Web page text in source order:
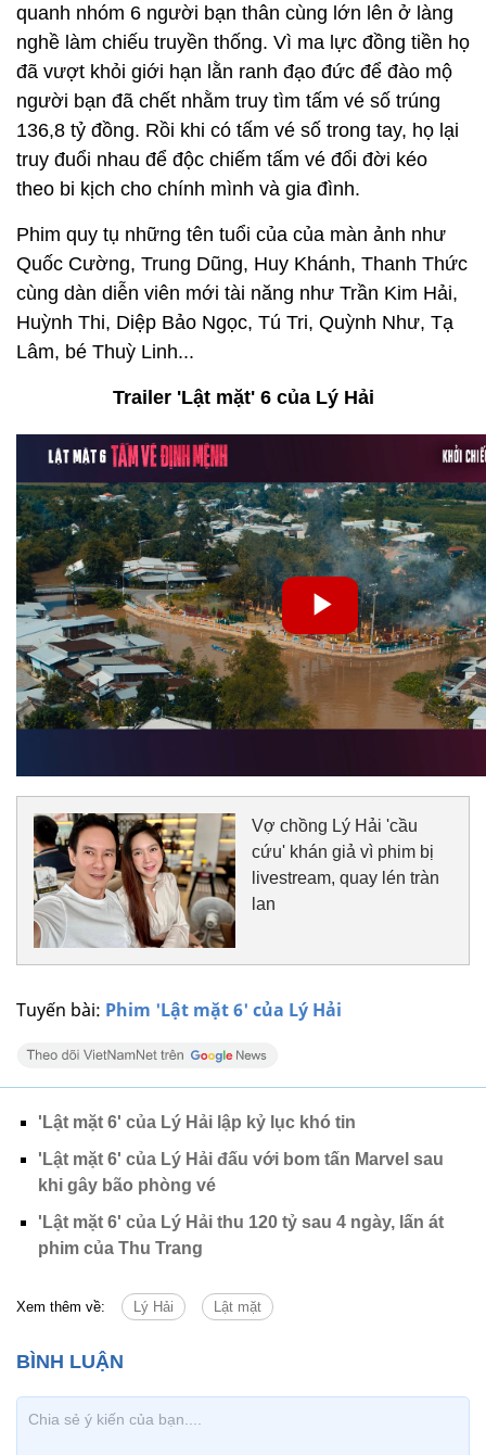
Tuyến bài: Phim 'Lật mặt 6' của Lý Hải
quanh nhóm 6 người bạn thân cùng lớn lên ở làng
nghề làm chiếu truyền thống. Vì ma lực đồng tiền họ
đã vượt khỏi giới hạn lằn ranh đạo đức để đào mộ
người bạn đã chết nhằm truy tìm tấm vé số trúng
136,8 tỷ đồng. Rồi khi có tấm vé số trong tay, họ lại
truy đuổi nhau để độc chiếm tấm vé đổi đời kéo
theo bi kịch cho chính mình và gia đình.
Phim quy tụ những tên tuổi của của màn ảnh như
Quốc Cường, Trung Dũng, Huy Khánh, Thanh Thức
cùng dàn diễn viên mới tài năng như Trần Kim Hải,
Huỳnh Thi, Diệp Bảo Ngọc, Tú Tri, Quỳnh Như, Tạ
Lâm, bé Thuỳ Linh...
Trailer 'Lật mặt' 6 của Lý Hải
Vợ chồng Lý Hải 'cầu
cứu' khán giả vì phim bị
livestream, quay lén tràn
lan
'Lật mặt 6' của Lý Hải lập kỷ lục khó tin
'Lật mặt 6' của Lý Hải đấu với bom tấn Marvel sau
khi gây bão phòng vé
'Lật mặt 6' của Lý Hải thu 120 tỷ sau 4 ngày, lấn át
phim của Thu Trang
Xem thêm về: Lý Hải Lật mặt